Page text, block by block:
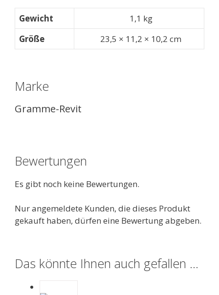
Gewicht
1,1 kg
Größe
23,5 × 11,2 × 10,2 cm
Marke
Gramme-Revit
Bewertungen
Es gibt noch keine Bewertungen.
Nur angemeldete Kunden, die dieses Produkt
gekauft haben, dürfen eine Bewertung abgeben.
Das könnte Ihnen auch gefallen …